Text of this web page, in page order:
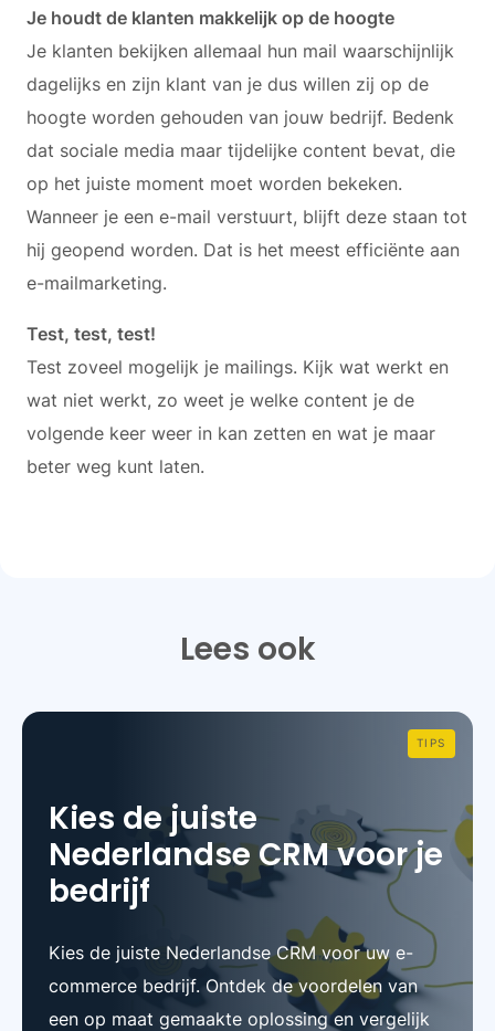
Je houdt de klanten makkelijk op de hoogte
Je klanten bekijken allemaal hun mail waarschijnlijk
dagelijks en zijn klant van je dus willen zij op de
hoogte worden gehouden van jouw bedrijf. Bedenk
dat sociale media maar tijdelijke content bevat, die
op het juiste moment moet worden bekeken.
Wanneer je een e-mail verstuurt, blijft deze staan tot
hij geopend worden. Dat is het meest efficiënte aan
e-mailmarketing.
Test, test, test!
Test zoveel mogelijk je mailings. Kijk wat werkt en
wat niet werkt, zo weet je welke content je de
volgende keer weer in kan zetten en wat je maar
beter weg kunt laten.
Lees ook
TIPS
Kies de juiste
Nederlandse CRM voor je
bedrijf
Kies de juiste Nederlandse CRM voor uw e-
commerce bedrijf. Ontdek de voordelen van
een op maat gemaakte oplossing en vergelijk